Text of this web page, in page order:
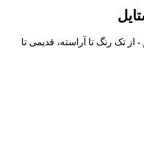
تک رنگ تا آراسته، قدیمی تا